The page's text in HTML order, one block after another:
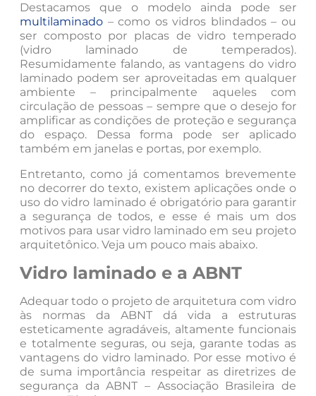
Destacamos que o modelo ainda pode ser
multilaminado – como os vidros blindados – ou
ser composto por placas de vidro temperado
(vidro laminado de temperados).
Resumidamente falando, as vantagens do vidro
laminado podem ser aproveitadas em qualquer
ambiente – principalmente aqueles com
circulação de pessoas – sempre que o desejo for
amplificar as condições de proteção e segurança
do espaço. Dessa forma pode ser aplicado
também em janelas e portas, por exemplo.
Entretanto, como já comentamos brevemente
no decorrer do texto, existem aplicações onde o
uso do vidro laminado é obrigatório para garantir
a segurança de todos, e esse é mais um dos
motivos para usar vidro laminado em seu projeto
arquitetônico. Veja um pouco mais abaixo.
Vidro laminado e a ABNT
Adequar todo o projeto de arquitetura com vidro
às normas da ABNT dá vida a estruturas
esteticamente agradáveis, altamente funcionais
e totalmente seguras, ou seja, garante todas as
vantagens do vidro laminado. Por esse motivo é
de suma importância respeitar as diretrizes de
segurança da ABNT – Associação Brasileira de